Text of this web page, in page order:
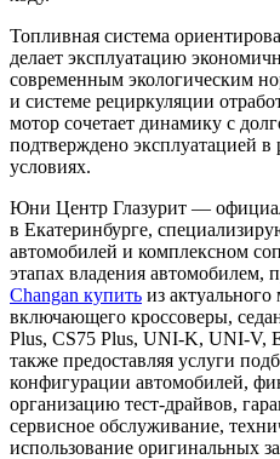
Топливная система
делает эксплуатацию
современным экологическим
и системе рециркуляции
мотор сочетает динамику с
подтверждено эксплуатацией
условиях.
Юни Центр Глазурит —
в Екатеринбурге,
автомобилей и комплексном
этапах владения автомобилем,
Changan купить из актуального
включающего кроссоверы,
Plus, CS75 Plus, UNI-K, UNI-V,
также предоставляя услуги
конфигурации автомобилей,
организацию тест-драйвов,
сервисное обслуживание,
использование оригинальных